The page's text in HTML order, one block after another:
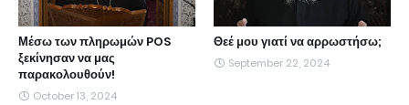
Μέσω των πληρωμών POS
ξεκίνησαν να μας
παρακολουθούν!
October 13, 2024
Θεέ μου γιατί να αρρωστήσω;
September 22, 2024